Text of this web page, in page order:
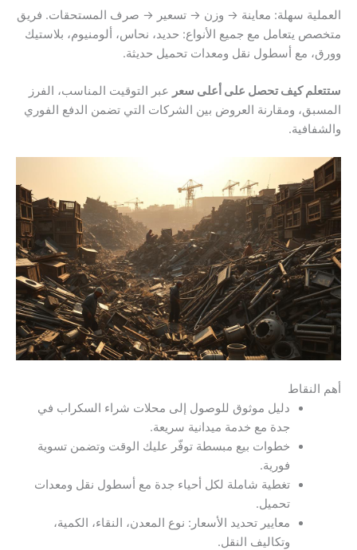
العملية سهلة: معاينة → وزن → تسعير → صرف المستحقات. فريق
متخصص يتعامل مع جميع الأنواع: حديد، نحاس، ألومنيوم، بلاستيك
وورق، مع أسطول نقل ومعدات تحميل حديثة.
ستتعلم كيف تحصل على أعلى سعر عبر التوقيت المناسب، الفرز
المسبق، ومقارنة العروض بين الشركات التي تضمن الدفع الفوري
والشفافية.
أهم النقاط
دليل موثوق للوصول إلى محلات شراء السكراب في
جدة مع خدمة ميدانية سريعة.
خطوات بيع مبسطة توفّر عليك الوقت وتضمن تسوية
فورية.
تغطية شاملة لكل أحياء جدة مع أسطول نقل ومعدات
تحميل.
معايير تحديد الأسعار: نوع المعدن، النقاء، الكمية،
وتكاليف النقل.